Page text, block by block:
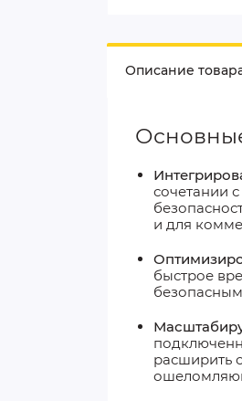
Описание
сочетании
и для
быстрое
расширить